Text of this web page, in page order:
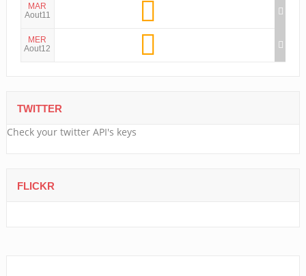
MAR
Aout11
MER
Aout12
TWITTER
Check your twitter API's keys
FLICKR